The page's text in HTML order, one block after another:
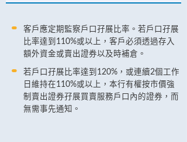
客戶應定期監察戶口孖展比率。若戶口孖展
比率達到110%或以上，客戶必須透過存入
額外資金或賣出證券以及時補倉。
若戶口孖展比率達到120%，或連續2個工作
日維持在110%或以上，本行有權按市價強
制賣出證券孖展買賣服務戶口內的證券，而
無需事先通知。